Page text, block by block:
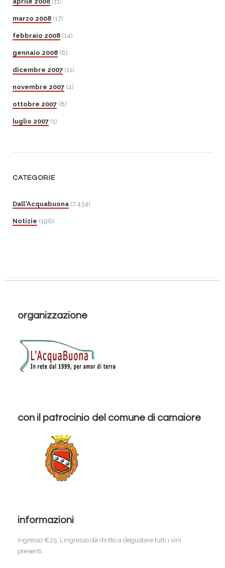
marzo 2008 (17)
febbraio 2008 (14)
gennaio 2008 (8)
dicembre 2007 (11)
novembre 2007 (4)
ottobre 2007 (8)
luglio 2007 (1)
CATEGORIE
Dall'Acquabuona (7.434)
Notizie (196)
organizzazione
con il patrocinio del comune di camaiore
informazioni
Ingresso €25. L’ingresso dà diritto a degustare tutti i vini
presenti.